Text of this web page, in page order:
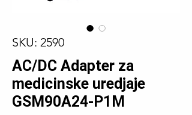
SKU: 2590
AC/DC Adapter za
medicinske uredjaje
GSM90A24-P1M